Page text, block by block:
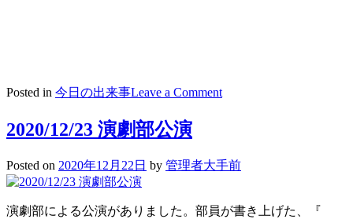
Posted in 今日の出来事Leave a Commenton
談
2020/12/23 演劇部公演
Posted on 2020年12月22日 by 管理者大手前
演劇部による公演がありました。部員が書き上げた、『